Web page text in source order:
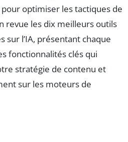
pour optimiser les tactiques de
revue les dix meilleurs outils
sur l’IA, présentant chaque
fonctionnalités clés qui
stratégie de contenu et
sur les moteurs de